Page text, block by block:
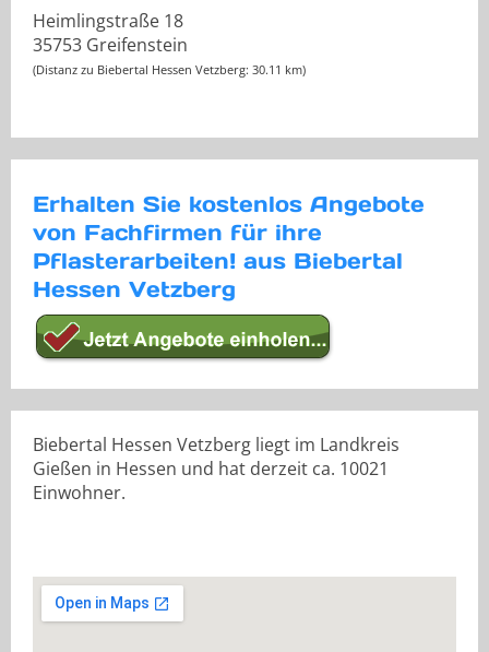
Heimlingstraße 18
35753 Greifenstein
(Distanz zu Biebertal Hessen Vetzberg: 30.11 km)
Erhalten Sie kostenlos Angebote
von Fachfirmen für ihre
Pflasterarbeiten! aus Biebertal
Hessen Vetzberg
Biebertal Hessen Vetzberg liegt im Landkreis
Gießen in Hessen und hat derzeit ca. 10021
Einwohner.